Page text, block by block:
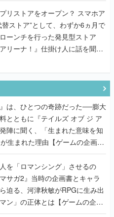
ストアをオープン？ スマホア
替ストア”として、わずか6ヵ月で
ーンチを行った発見型ストア
アリーナ！』仕掛け人に話を聞い
』は、ひとつの奇跡だった──膨大
とともに『テイルズ オブ ジ ア
陣に聞く、「生まれた意味を知
生まれた理由【ゲームの企画
を「ロマンシング」させるの
サガ2』当時の企画書とキャラ
迫る、河津秋敏がRPGに生み出
ン」の正体とは【ゲームの企画